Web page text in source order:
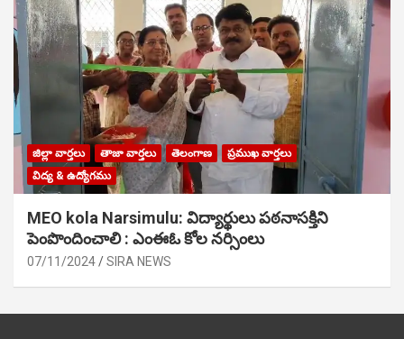
జిల్లా వార్తలు తాజా వార్తలు తెలంగాణ
ప్రముఖ వార్తలు
విద్య & ఉద్యోగము
MEO kola Narsimulu: విద్యార్థులు పఠ‌నాసక్తిని
పెంపొందించాలి : ఎంఈఓ కోల నర్సింలు
07/11/2024 SIRA NEWS